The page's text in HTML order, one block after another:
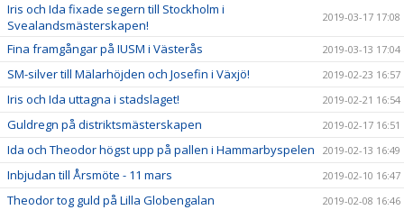
Iris och Ida fixade segern till Stockholm i
Svealandsmästerskapen!
2019-03-17 17:08
Fina framgångar på IUSM i Västerås 2019-03-13 17:04
SM-silver till Mälarhöjden och Josefin i Växjö! 2019-02-23 16:57
Iris och Ida uttagna i stadslaget! 2019-02-21 16:54
Guldregn på distriktsmästerskapen 2019-02-17 16:51
Ida och Theodor högst upp på pallen i Hammarbyspelen 2019-02-13 16:49
Inbjudan till Årsmöte - 11 mars 2019-02-10 16:47
Theodor tog guld på Lilla Globengalan 2019-02-08 16:46